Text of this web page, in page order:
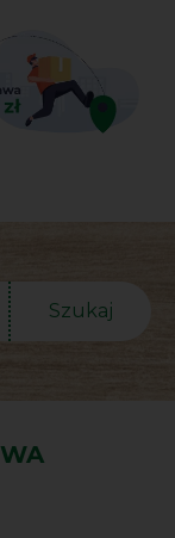
Szukaj